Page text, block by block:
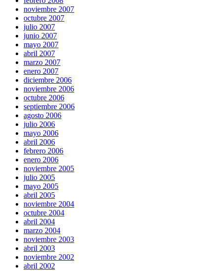
noviembre 2007
octubre 2007
julio 2007
junio 2007
mayo 2007
abril 2007
marzo 2007
enero 2007
diciembre 2006
noviembre 2006
octubre 2006
septiembre 2006
agosto 2006
julio 2006
mayo 2006
abril 2006
febrero 2006
enero 2006
noviembre 2005
julio 2005
mayo 2005
abril 2005
noviembre 2004
octubre 2004
abril 2004
marzo 2004
noviembre 2003
abril 2003
noviembre 2002
abril 2002